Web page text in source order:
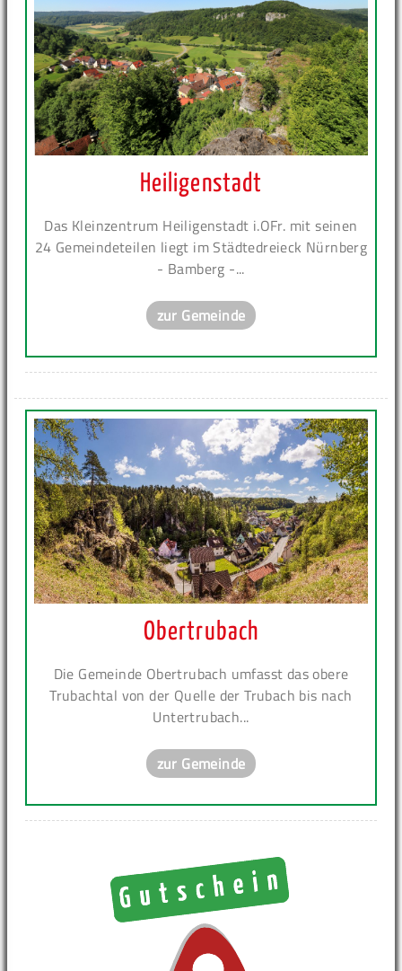
Heiligenstadt
Das Kleinzentrum Heiligenstadt i.OFr. mit seinen
24 Gemeindeteilen liegt im Städtedreieck Nürnberg
- Bamberg -...
zur Gemeinde
Obertrubach
Die Gemeinde Obertrubach umfasst das obere
Trubachtal von der Quelle der Trubach bis nach
Untertrubach...
zur Gemeinde